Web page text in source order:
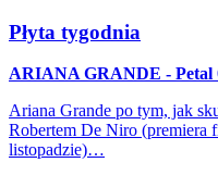
Płyta tygodnia
ARIANA GRANDE - Petal
Ariana Grande po tym, jak
Robertem De Niro (premiera
listopadzie)…